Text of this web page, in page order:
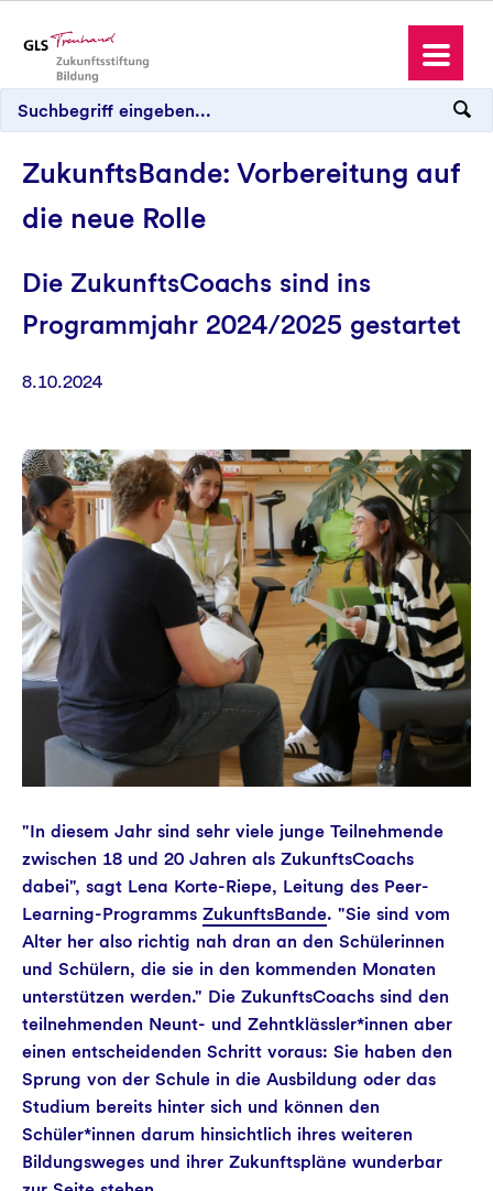
Zukunftsstiftung Bildung
Aktuelles
Projekte
Fortbildungen
Service
ZukunftsBande: Vorbereitung auf
die neue Rolle
Die ZukunftsCoachs sind ins
Programmjahr 2024/2025 gestartet
8.10.2024
"In diesem Jahr sind sehr viele junge Teilnehmende
zwischen 18 und 20 Jahren als ZukunftsCoachs
dabei", sagt Lena Korte-Riepe, Leitung des Peer-
Learning-Programms ZukunftsBande. "Sie sind vom
Alter her also richtig nah dran an den Schülerinnen
und Schülern, die sie in den kommenden Monaten
unterstützen werden." Die ZukunftsCoachs sind den
teilnehmenden Neunt- und Zehntklässler*innen aber
einen entscheidenden Schritt voraus: Sie haben den
Sprung von der Schule in die Ausbildung oder das
Studium bereits hinter sich und können den
Schüler*innen darum hinsichtlich ihres weiteren
Bildungsweges und ihrer Zukunftspläne wunderbar